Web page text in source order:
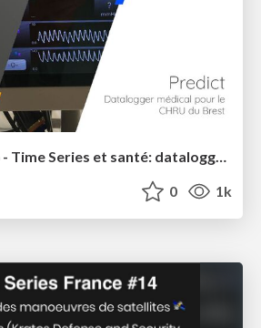
TSFR Edition #16 - Time Series et santé: datalogger médical 100hz, retour d'expérience après un an
0 1k